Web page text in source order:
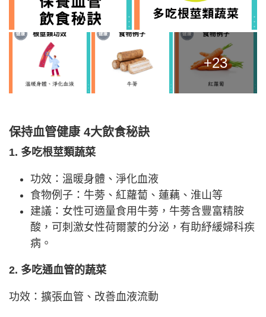
+23
保持血管健康 4大飲食秘訣
1. 多吃根莖類蔬菜
功效：溫暖身體、淨化血液
食物例子：牛蒡、紅蘿蔔、蓮藕、淮山等
建議：女性可適量食用牛蒡，牛蒡含豐富精胺
酸，可刺激女性荷爾蒙的分泌，有助紓緩婦科疾
病。
2. 多吃通血管的蔬菜
功效：擴張血管、改善血液流動